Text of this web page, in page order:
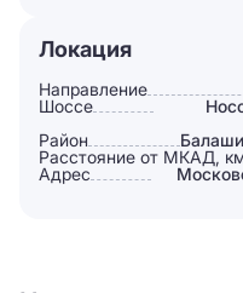
Локация
Направление
Шоссе
Район
Расстояние от МКАД,
Адрес